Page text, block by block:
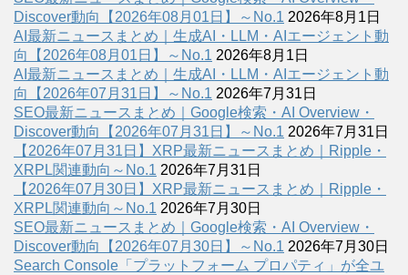
Discover動向【2026年08月01日】～No.1 2026年8月1日
AI最新ニュースまとめ｜生成AI・LLM・AIエージェント動
向【2026年08月01日】～No.1 2026年8月1日
AI最新ニュースまとめ｜生成AI・LLM・AIエージェント動
向【2026年07月31日】～No.1 2026年7月31日
SEO最新ニュースまとめ｜Google検索・AI Overview・
Discover動向【2026年07月31日】～No.1 2026年7月31日
【2026年07月31日】XRP最新ニュースまとめ｜Ripple・
XRPL関連動向～No.1 2026年7月31日
【2026年07月30日】XRP最新ニュースまとめ｜Ripple・
XRPL関連動向～No.1 2026年7月30日
SEO最新ニュースまとめ｜Google検索・AI Overview・
Discover動向【2026年07月30日】～No.1 2026年7月30日
Search Console「プラットフォーム プロパティ」が全ユ